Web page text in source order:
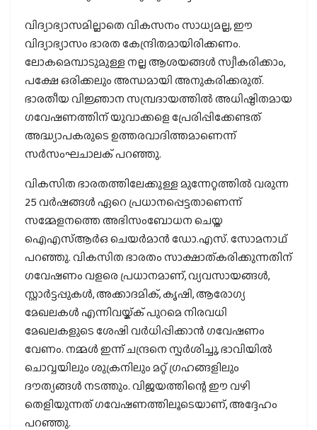
വിദ്യാഭ്യാസമില്ലാതെ വികസനം സാധ്യമല്ല, ഈ
വിദ്യാഭ്യാസം ഭാരത കേന്ദ്രിതമായിരിക്കണം.
ലോകമെമ്പാടുമുള്ള നല്ല ആശയങ്ങള്‍ സ്വീകരിക്കാം,
പക്ഷേ ഒരിക്കലും അന്ധമായി അനുകരിക്കരുത്.
ഭാരതീയ വിജ്ഞാന സമ്പ്രദായത്തില്‍ അധിഷ്ഠിതമായ
ഗവേഷണത്തിന് യുവാക്കളെ പ്രേരിപ്പിക്കേണ്ടത്
അദ്ധ്യാപകരുടെ ഉത്തരവാദിത്തമാണെന്ന്
സര്‍സംഘചാലക് പറഞ്ഞു.
വികസിത ഭാരതത്തിലേക്കുള്ള മുന്നേറ്റത്തില്‍ വരുന്ന
25 വര്‍ഷങ്ങള്‍ ഏറെ പ്രധാനപ്പെട്ടതാണെന്ന്
സമ്മേളനത്തെ അഭിസംബോധന ചെയ്ത
ഐഎസ്ആര്‍ഒ ചെയര്‍മാന്‍ ഡോ.എസ്. സോമനാഥ്
പറഞ്ഞു. വികസിത ഭാരതം സാക്ഷാത്കരിക്കുന്നതിന്
ഗവേഷണം വളരെ പ്രധാനമാണ്, വ്യവസായങ്ങള്‍,
സ്റ്റാര്‍ട്ടപ്പുകള്‍, അക്കാദമിക്, കൃഷി, ആരോഗ്യ
മേഖലകള്‍ എന്നിവയ്ക്ക് പുറമെ നിരവധി
മേഖലകളുടെ ശേഷി വര്‍ധിപ്പിക്കാന്‍ ഗവേഷണം
വേണം. നമ്മള്‍ ഇന്ന് ചന്ദ്രനെ സ്പര്‍ശിച്ചു, ഭാവിയില്‍
ചൊവ്വയിലും ശുക്രനിലും മറ്റ് ഗ്രഹങ്ങളിലും
ദൗത്യങ്ങള്‍ നടത്തും. വിജയത്തിന്റെ ഈ വഴി
തെളിയുന്നത് ഗവേഷണത്തിലൂടെയാണ്, അദ്ദേഹം
പറഞ്ഞു.